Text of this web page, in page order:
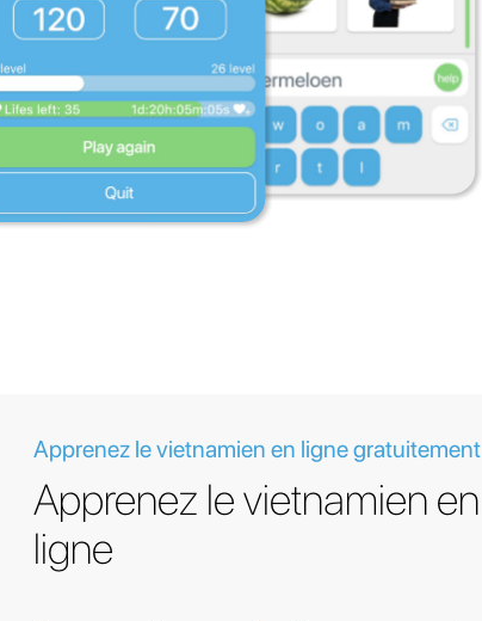
Apprenez le vietnamien en ligne gratuitement
Apprenez le vietnamien en
ligne